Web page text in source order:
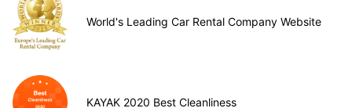
World's Leading Car Rental Company Website
KAYAK 2020 Best Cleanliness